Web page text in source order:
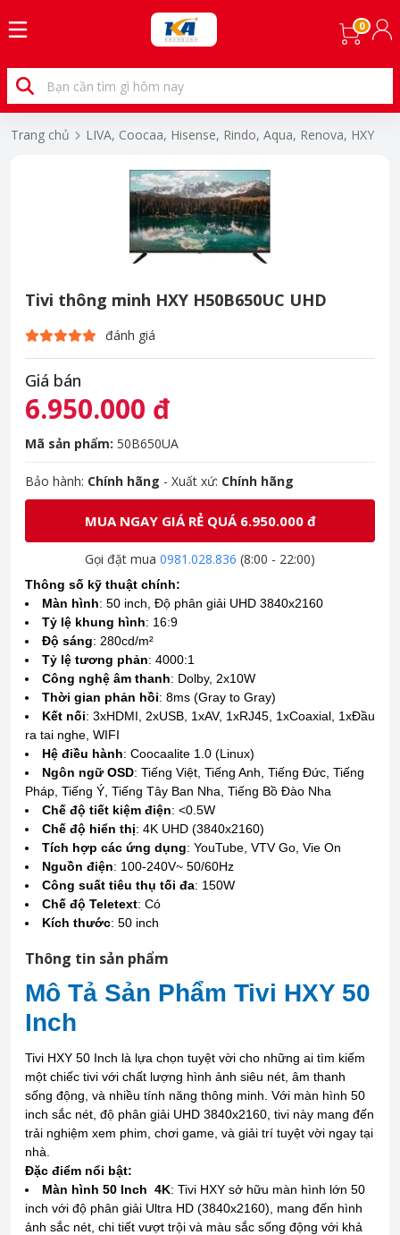
0
Trang chủ LIVA, Coocaa, Hisense, Rindo, Aqua, Renova, HXY
Tivi thông minh HXY H50B650UC UHD
đánh giá
Giá bán
6.950.000 đ
Mã sản phẩm: 50B650UA
Bảo hành: Chính hãng - Xuất xứ: Chính hãng
MUA NGAY GIÁ RẺ QUÁ 6.950.000 đ
Gọi đặt mua 0981.028.836 (8:00 - 22:00)
Thông số kỹ thuật chính:
Màn hình: 50 inch, Độ phân giải UHD 3840x2160
Tỷ lệ khung hình: 16:9
Độ sáng: 280cd/m²
Tỷ lệ tương phản: 4000:1
Công nghệ âm thanh: Dolby, 2x10W
Thời gian phản hồi: 8ms (Gray to Gray)
Kết nối: 3xHDMI, 2xUSB, 1xAV, 1xRJ45, 1xCoaxial, 1xĐầu
ra tai nghe, WIFI
Hệ điều hành: Coocaalite 1.0 (Linux)
Ngôn ngữ OSD: Tiếng Việt, Tiếng Anh, Tiếng Đức, Tiếng
Pháp, Tiếng Ý, Tiếng Tây Ban Nha, Tiếng Bồ Đào Nha
Chế độ tiết kiệm điện: <0.5W
Chế độ hiển thị: 4K UHD (3840x2160)
Tích hợp các ứng dụng: YouTube, VTV Go, Vie On
Nguồn điện: 100-240V~ 50/60Hz
Công suất tiêu thụ tối đa: 150W
Chế độ Teletext: Có
Kích thước: 50 inch
Thông tin sản phẩm
Mô Tả Sản Phẩm Tivi HXY 50
Inch
Tivi HXY 50 Inch là lựa chọn tuyệt vời cho những ai tìm kiếm
một chiếc tivi với chất lượng hình ảnh siêu nét, âm thanh
sống động, và nhiều tính năng thông minh. Với màn hình 50
inch sắc nét, độ phân giải UHD 3840x2160, tivi này mang đến
trải nghiệm xem phim, chơi game, và giải trí tuyệt vời ngay tại
nhà.
Đặc điểm nổi bật:
Màn hình 50 Inch 4K: Tivi HXY sở hữu màn hình lớn 50
inch với độ phân giải Ultra HD (3840x2160), mang đến hình
ảnh sắc nét, chi tiết vượt trội và màu sắc sống động với khả